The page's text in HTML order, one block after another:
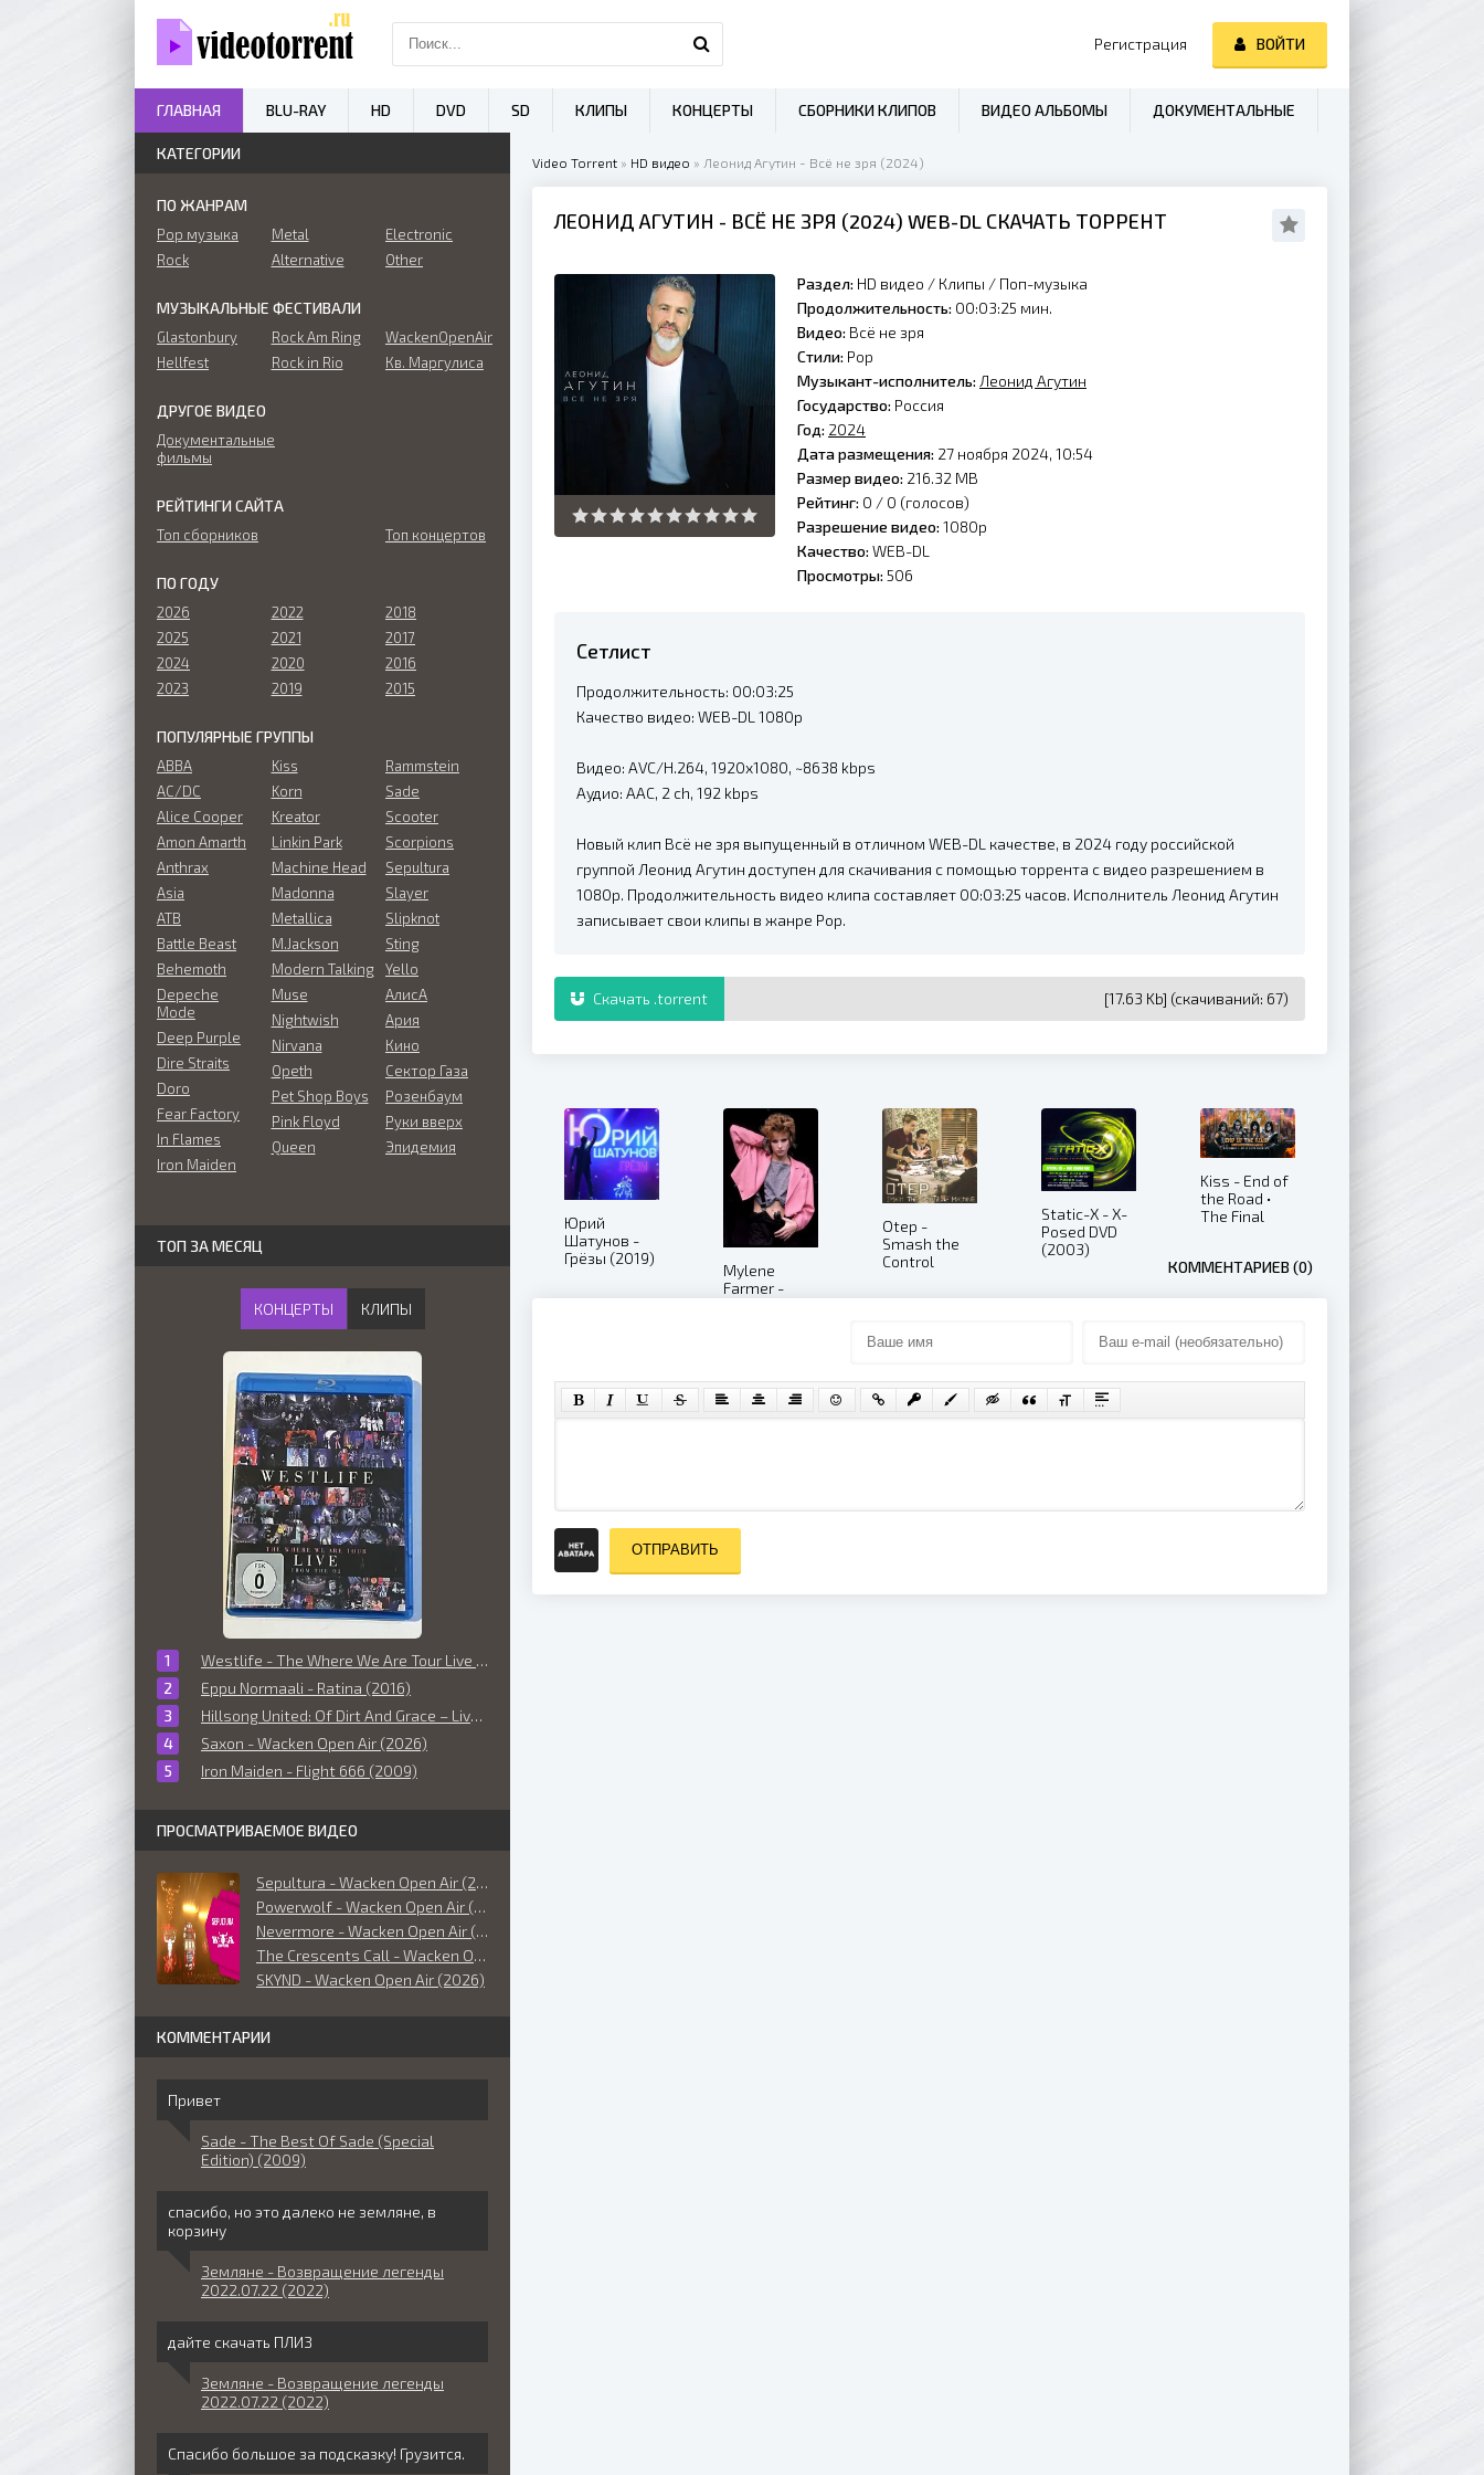
Video Torrent » HD видео » Леонид Агутин - Всё не зря (2024)
ЛЕОНИД АГУТИН - ВСЁ НЕ ЗРЯ (2024) WEB-DL СКАЧАТЬ ТОРРЕНТ
Раздел: HD видео / Клипы / Поп-музыка
Продолжительность: 00:03:25 мин.
Видео: Всё не зря
Стили: Pop
Музыкант-исполнитель: Леонид Агутин
Государство: Россия
Год: 2024
Дата размещения: 27 ноября 2024, 10:54
Размер видео: 216.32 MB
Рейтинг: 0 / 0 (голосов)
Разрешение видео: 1080p
Качество: WEB-DL
Просмотры: 506
Сетлист
Продолжительность: 00:03:25
Качество видео: WEB-DL 1080p
Видео: AVC/H.264, 1920x1080, ~8638 kbps
Аудио: AAC, 2 ch, 192 kbps
Новый клип Всё не зря выпущенный в отличном WEB-DL качестве, в 2024 году российской
группой Леонид Агутин доступен для скачивания с помощью торрента с видео разрешением в
1080p. Продолжительность видео клипа составляет 00:03:25 часов. Исполнитель Леонид Агутин
записывает свои клипы в жанре Pop.
Скачать .torrent [17.63 Kb] (cкачиваний: 67)
Юрий
Шатунов -
Грёзы (2019)
Mylene
Farmer -
Otep -
Smash the
Control
(Bonus DVD)
Static-X - X-
Posed DVD
(2003)
Kiss - End of
the Road •
The Final
Madison
Garden)
КОММЕНТАРИЕВ (0)
ОТПРАВИТЬ
КАТЕГОРИИ
ПО ЖАНРАМ
Pop музыка
Rock
Metal
Alternative
Electronic
Other
МУЗЫКАЛЬНЫЕ ФЕСТИВАЛИ
Glastonbury
Hellfest
Rock Am Ring
Rock in Rio
WackenOpenAir
Кв. Маргулиса
ДРУГОЕ ВИДЕО
Документальные
фильмы
РЕЙТИНГИ САЙТА
Топ сборников Топ концертов
ПО ГОДУ
2026
2025
2024
2023
2022
2021
2020
2019
2018
2017
2016
2015
ПОПУЛЯРНЫЕ ГРУППЫ
ABBA
AC/DC
Alice Cooper
Amon Amarth
Anthrax
Asia
ATB
Battle Beast
Behemoth
Depeche
Mode
Deep Purple
Dire Straits
Doro
Fear Factory
In Flames
Iron Maiden
Kiss
Korn
Kreator
Linkin Park
Machine Head
Madonna
Metallica
M.Jackson
Modern Talking
Muse
Nightwish
Nirvana
Opeth
Pet Shop Boys
Pink Floyd
Queen
Rammstein
Sade
Scooter
Scorpions
Sepultura
Slayer
Slipknot
Sting
Yello
АлисА
Ария
Кино
Сектор Газа
Розенбаум
Руки вверх
Эпидемия
ТОП ЗА МЕСЯЦ
КОНЦЕРТЫ КЛИПЫ
Westlife - The Where We Are Tour Live From The O2 (2010)
Eppu Normaali - Ratina (2016)
Hillsong United: Of Dirt And Grace – Live From The Land (2016)
Saxon - Wacken Open Air (2026)
Iron Maiden - Flight 666 (2009)
ПРОСМАТРИВАЕМОЕ ВИДЕО
Sepultura - Wacken Open Air (2026)
Powerwolf - Wacken Open Air (2026)
Nevermore - Wacken Open Air (2026)
The Crescents Call - Wacken Open Air (2026)
SKYND - Wacken Open Air (2026)
КОММЕНТАРИИ
Привет
Sade - The Best Of Sade (Special
Edition) (2009)
спасибо, но это далеко не земляне, в
корзину
Земляне - Возвращение легенды
2022.07.22 (2022)
дайте скачать ПЛИЗ
Земляне - Возвращение легенды
2022.07.22 (2022)
Спасибо большое за подсказку! Грузится.
Регистрация ВОЙТИ
ГЛАВНАЯ BLU-RAY HD DVD SD КЛИПЫ КОНЦЕРТЫ СБОРНИКИ КЛИПОВ ВИДЕО АЛЬБОМЫ ДОКУМЕНТАЛЬНЫЕ